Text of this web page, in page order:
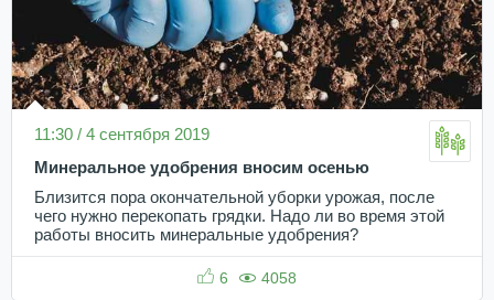
11:30 / 4 сентября 2019
Минеральное удобрения вносим осенью
Близится пора окончательной уборки урожая, после
чего нужно перекопать грядки. Надо ли во время этой
работы вносить минеральные удобрения?
6 4058